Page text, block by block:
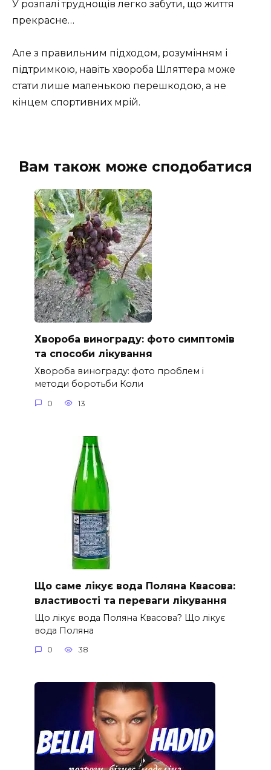
У розпалі труднощів легко забути, що життя
прекрасне…
Але з правильним підходом, розумінням і
підтримкою, навіть хвороба Шляттера може
стати лише маленькою перешкодою, а не
кінцем спортивних мрій.
Вам також може сподобатися
Хвороба винограду: фото симптомів
та способи лікування
Хвороба винограду: фото проблем і
методи боротьби Коли
0 13
Що саме лікує вода Поляна Квасова:
властивості та переваги лікування
Що лікує вода Поляна Квасова? Що лікує
вода Поляна
0 38